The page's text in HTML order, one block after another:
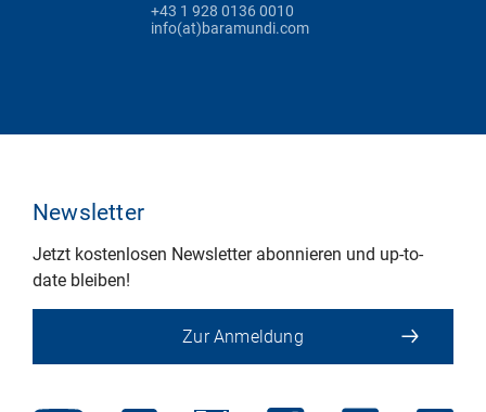
+43 1 928 0136 0010
info(at)baramundi.com
Newsletter
Jetzt kostenlosen Newsletter abonnieren und up-to-
date bleiben!
Zur Anmeldung